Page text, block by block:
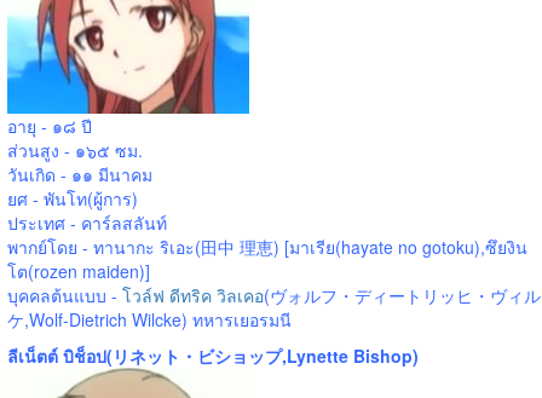
อายุ - ๑๘ ปี
ส่วนสูง - ๑๖๕ ซม.
วันเกิด - ๑๑ มีนาคม
ยศ - พันโท(ผู้การ)
ประเทศ - คาร์ลสลันท์
พากย์โดย - ทานากะ ริเอะ(田中 理恵) [มาเรีย(hayate no gotoku),ซึยงิน
โต(rozen maiden)]
บุคคลต้นแบบ - โวล์ฟ ดีทริค วิลเคอ(ヴォルフ・ディートリッヒ・ヴィル
ケ,Wolf-Dietrich Wilcke) ทหารเยอรมนี
ลีเน็ตต์ บิช็อป(リネット・ビショップ,Lynette Bishop)